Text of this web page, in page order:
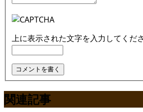
上に表示された文字を入力してくださ
関連記事